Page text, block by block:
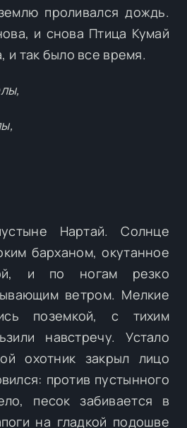
проливался дождь.
и снова Птица Кумай
и так было все время.
Нартай. Солнце
барханом, окутанное
и по ногам резко
ветром. Мелкие
поземкой, с тихим
навстречу. Устало
охотник закрыл лицо
против пустынного
песок забивается в
на гладкой подошве